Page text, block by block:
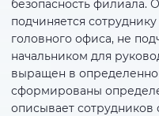
безопасность филиала.
подчиняется
головного офиса, не
начальником для
выращен в
сформированы
описывает